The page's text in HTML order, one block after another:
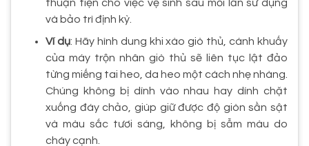
thuận tiện cho việc vệ sinh sau mỗi lần sử dụng
và bảo trì định kỳ.
Ví dụ: Hãy hình dung khi xào giò thủ, cánh khuấy
của máy trộn nhân giò thủ sẽ liên tục lật đảo
từng miếng tai heo, da heo một cách nhẹ nhàng.
Chúng không bị dính vào nhau hay dính chặt
xuống đáy chảo, giúp giữ được độ giòn sần sật
và màu sắc tươi sáng, không bị sẫm màu do
cháy cạnh.